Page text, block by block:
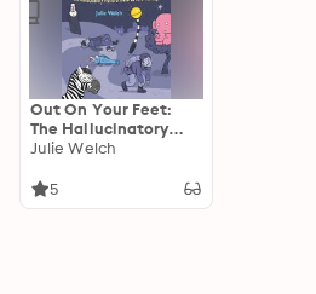
Out On Your Feet:
The Hallucinatory
World of Hundred-
Julie Welch
5